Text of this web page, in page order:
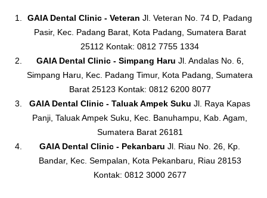
GAIA Dental Clinic - Veteran Jl. Veteran No. 74 D, Padang
Pasir, Kec. Padang Barat, Kota Padang, Sumatera Barat
25112 Kontak: 0812 7755 1334
GAIA Dental Clinic - Simpang Haru Jl. Andalas No. 6,
Simpang Haru, Kec. Padang Timur, Kota Padang, Sumatera
Barat 25123 Kontak: 0812 6200 8077
GAIA Dental Clinic - Taluak Ampek Suku Jl. Raya Kapas
Panji, Taluak Ampek Suku, Kec. Banuhampu, Kab. Agam,
Sumatera Barat 26181
GAIA Dental Clinic - Pekanbaru Jl. Riau No. 26, Kp.
Bandar, Kec. Sempalan, Kota Pekanbaru, Riau 28153
Kontak: 0812 3000 2677